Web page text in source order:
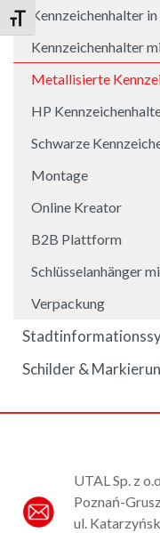
Schrift vergrößern
Kennzeichenhalter
Kennzeichenhalter
Metallisierte
HP
Schwarze
Montage
Online Kreator
B2B Plattform
Schlüsselanhänger
Verpackung
Schilder &
UTAL Sp. z
Poznań-
ul.